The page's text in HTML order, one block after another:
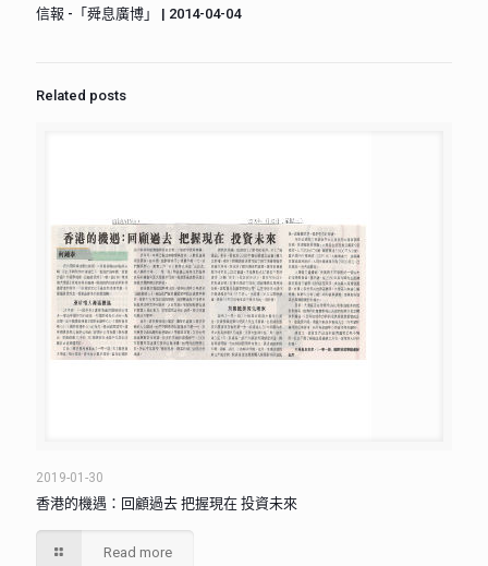
信報 -「舜息廣博」 | 2014-04-04
Related posts
2019-01-30
香港的機遇：回顧過去 把握現在 投資未來
Read more